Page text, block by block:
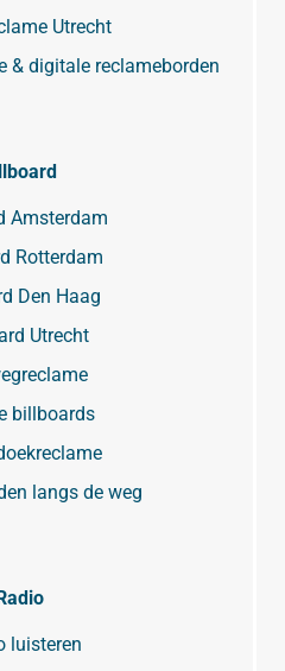
Utrecht
& digitale reclameborden
Amsterdam
Rotterdam
Den Haag
Utrecht
billboards
langs de weg
luisteren